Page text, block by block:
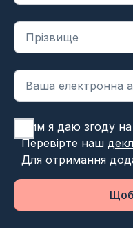
Цим я даю згоду на
Перевірте наш
Для отримання
Щоб